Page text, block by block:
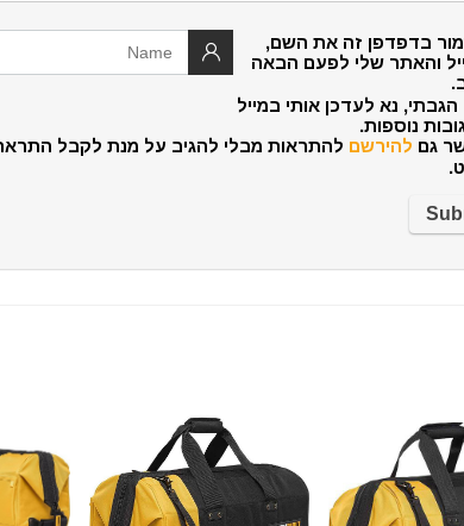
בדפדפן זה את השם,
והאתר שלי לפעם הבאה
הגבתי, נא לעדכן אותי במייל
נוספות.
גם להירשם להתראות מבלי להגיב על מנת לקבל